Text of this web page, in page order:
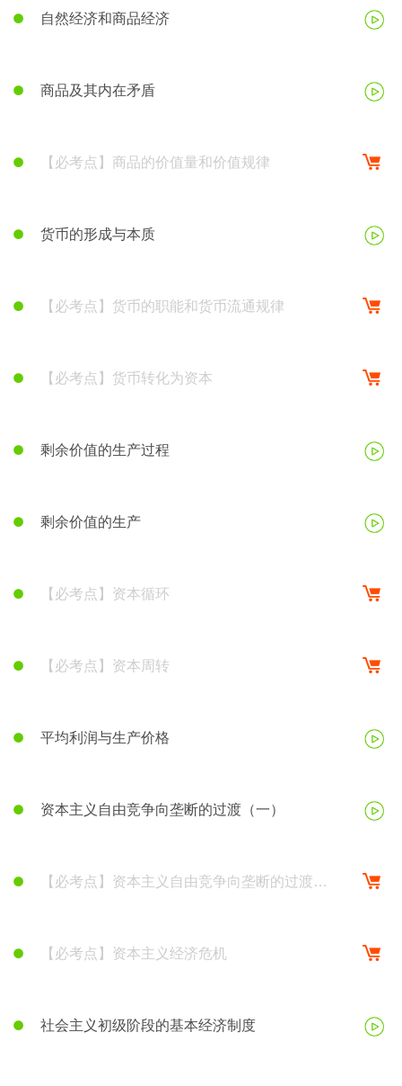
自然经济和商品经济
商品及其内在矛盾
【必考点】商品的价值量和价值规律
货币的形成与本质
【必考点】货币的职能和货币流通规律
【必考点】货币转化为资本
剩余价值的生产过程
剩余价值的生产
【必考点】资本循环
【必考点】资本周转
平均利润与生产价格
资本主义自由竞争向垄断的过渡（一）
【必考点】资本主义自由竞争向垄断的过渡
【必考点】资本主义经济危机
社会主义初级阶段的基本经济制度